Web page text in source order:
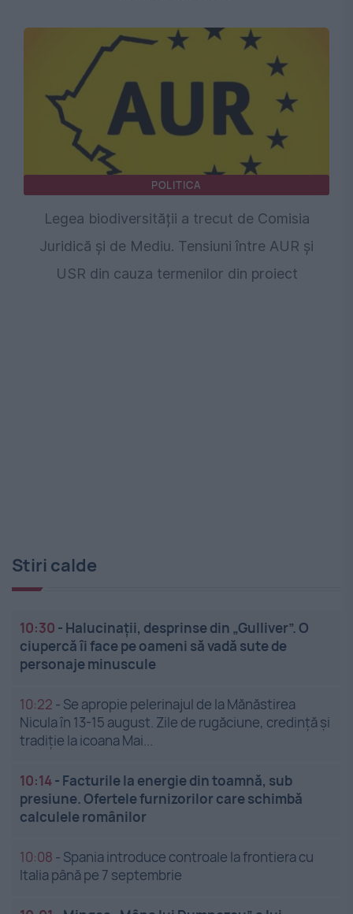
POLITICA
Legea biodiversității a trecut de Comisia
Juridică și de Mediu. Tensiuni între AUR și
USR din cauza termenilor din proiect
Stiri calde
10:30 - Halucinații, desprinse din „Gulliver”. O
ciupercă îi face pe oameni să vadă sute de
personaje minuscule
10:22 - Se apropie pelerinajul de la Mănăstirea
Nicula în 13-15 august. Zile de rugăciune, credință și
tradiție la icoana Mai...
10:14- Facturile la energie din toamnă, sub
presiune. Ofertele furnizorilor care schimbă
calculele românilor
10:08 - Spania introduce controale la frontiera cu
Italia până pe 7 septembrie